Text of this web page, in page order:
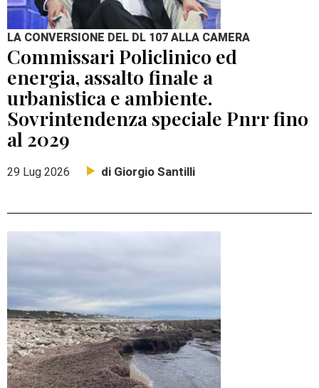
LA CONVERSIONE DEL DL 107 ALLA CAMERA
Commissari Policlinico ed
energia, assalto finale a
urbanistica e ambiente.
Sovrintendenza speciale Pnrr fino
al 2029
29 Lug 2026 di Giorgio Santilli